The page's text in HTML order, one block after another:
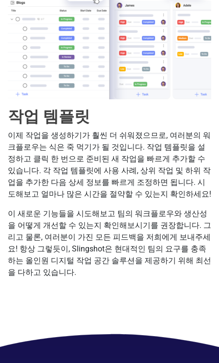
작업 템플릿
이제 작업을 생성하기가 훨씬 더 쉬워졌으므로, 여러분의 워
크플로우는 식은 죽 먹기가 될 것입니다. 작업 템플릿을 설
정하고 클릭 한 번으로 준비된 새 작업을 빠르게 추가할 수
있습니다. 각 작업 템플릿에 사용 사례, 상위 작업 및 하위 작
업을 추가한 다음 상세 정보를 빠르게 조정하면 됩니다. 시
도해보고 얼마나 많은 시간을 절약할 수 있는지 확인하세요!
이 새로운 기능들을 시도해보고 팀의 워크플로우와 생산성
을 어떻게 개선할 수 있는지 확인해보시기를 권장합니다. 그
리고 물론, 여러분이 가진 모든 피드백을 저희에게 보내주세
요! 항상 그렇듯이, Slingshot은 현대적인 팀의 요구를 충족
하는 올인원 디지털 작업 공간 솔루션을 제공하기 위해 최선
을 다하고 있습니다.